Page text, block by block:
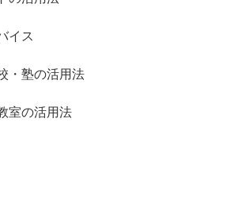
イス
・塾の活用法
室の活用法